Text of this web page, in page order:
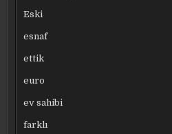
Eski
esnaf
ettik
euro
ev sahibi
farklı